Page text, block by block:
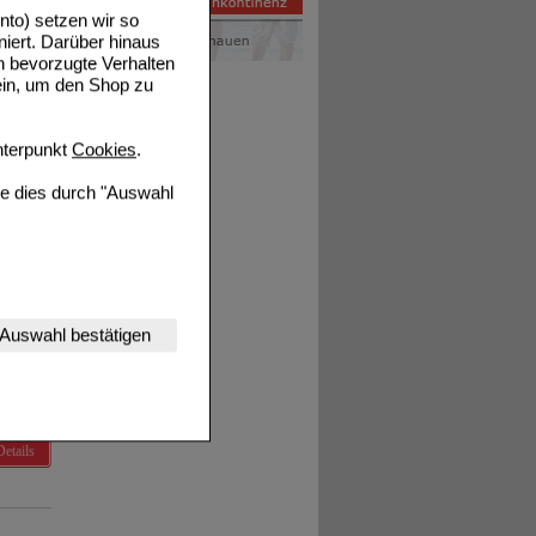
setzen wir so
Darüber hinaus
bevorzugte Verhalten
um den Shop zu
Cookies.
dies durch "Auswahl
Website
werden kann.
(z.B.
unserer Website
Website aber
Auswahl bestätigen
Details